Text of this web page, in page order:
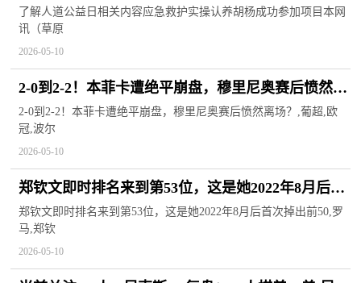
益日”主题活动
了解人道公益日相关内容应急救护实操认养胡杨成功参加项目本网
讯（草原
2026-05-10
2-0到2-2！本菲卡遭绝平崩盘，穆里尼奥赛后愤然离
场？ 每日消息
2-0到2-2！本菲卡遭绝平崩盘，穆里尼奥赛后愤然离场？,葡超,欧
冠,波尔
2026-05-10
郑钦文即时排名来到第53位，这是她2022年8月后首
次掉出前50
郑钦文即时排名来到第53位，这是她2022年8月后首次掉出前50,罗
马,郑钦
2026-05-10